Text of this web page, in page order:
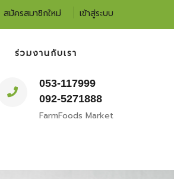
สมัครสมาชิกใหม่ เข้าสู่ระบบ
ร่วมงานกับเรา
053-117999
092-5271888
FarmFoods Market